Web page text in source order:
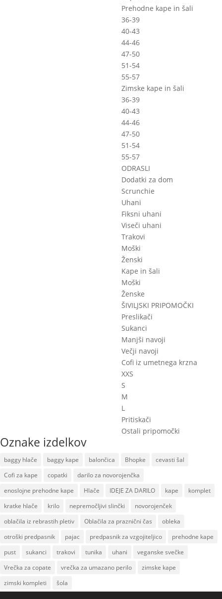
Prehodne kape in šali
36-39
40-43
44-46
47-50
51-54
55-57
Zimske kape in šali
36-39
40-43
44-46
47-50
51-54
55-57
ODRASLI
Dodatki za dom
Scrunchie
Uhani
Fiksni uhani
Viseči uhani
Trakovi
Moški
Ženski
Kape in šali
Moški
Ženske
ŠIVILJSKI PRIPOMOČKI
Preslikači
Sukanci
Manjši navoji
Večji navoji
Cofi iz umetnega krzna
XXS
S
M
L
Pritiskači
Ostali pripomočki
Oznake izdelkov
baggy hlače baggy kape balončica Bhopke
cevasti šal
Cofi za kape
copatki
darilo za novorojenčka
enoslojne prehodne kape
Hlače IDEJE ZA DARILO kape
komplet
kratke hlače
krilo nepremočljivi slinčki
novorojenček
oblačila iz rebrastih pletiv
Oblačila za praznični čas
obleka
otroški predpasnik
pajac predpasnik za vzgojiteljico
prehodne kape
pust
sukanci trakovi tunika uhani
veganske svečke
Vrečka za copate
vrečka za umazano perilo
zimske kape
zimski kompleti
šola